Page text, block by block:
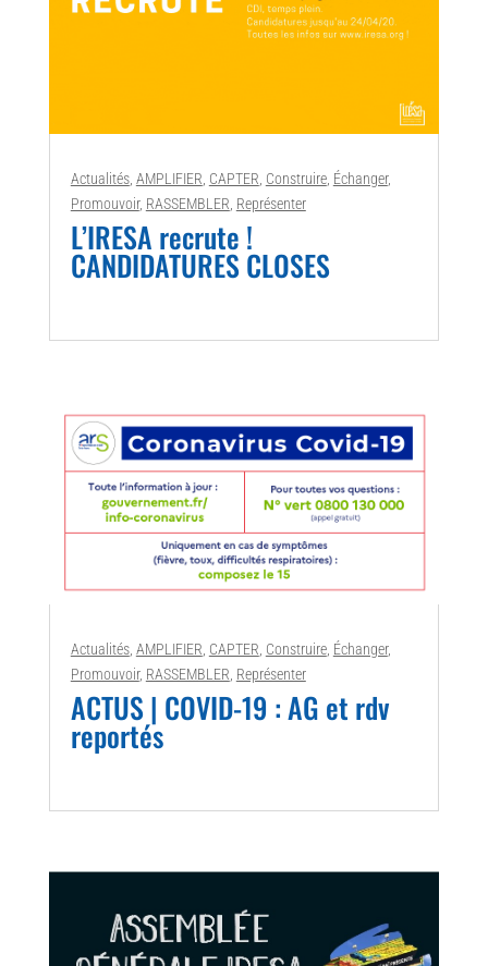
Actualités, AMPLIFIER CAPTER Construire, Échanger,
Promouvoir, RASSEMBLER Représenter
L’IRESA recrute !
CANDIDATURES CLOSES
Actualités, AMPLIFIER CAPTER Construire, Échanger,
Promouvoir, RASSEMBLER Représenter
ACTUS | COVID-19 : AG et rdv
reportés